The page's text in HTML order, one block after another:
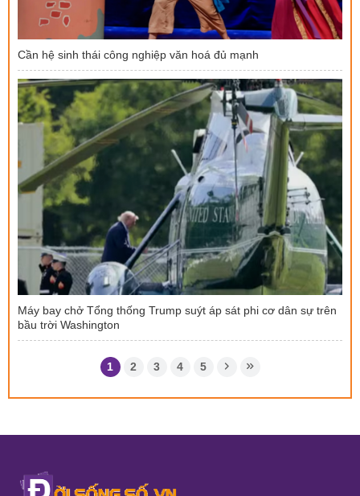
Cần hệ sinh thái công nghiệp văn hoá đủ mạnh
Máy bay chở Tổng thống Trump suýt áp sát phi cơ dân sự trên
bầu trời Washington
1 2 3 4 5